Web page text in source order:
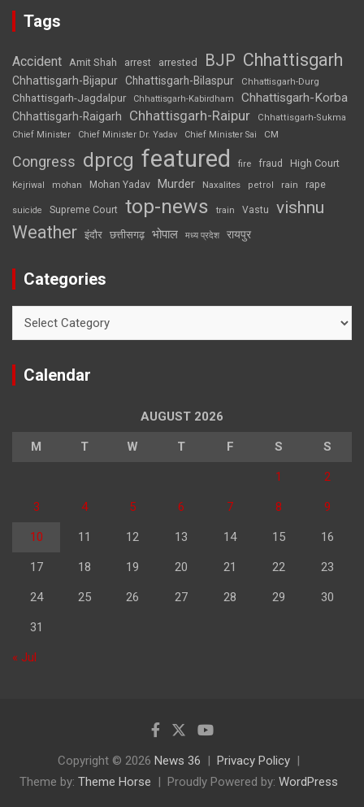
Tags
Accident Amit Shah arrest arrested BJP Chhattisgarh
Chhattisgarh-Bijapur Chhattisgarh-Bilaspur Chhattisgarh-Durg
Chhattisgarh-Jagdalpur Chhattisgarh-Kabirdham Chhattisgarh-Korba
Chhattisgarh-Raigarh Chhattisgarh-Raipur
Chhattisgarh-Sukma
Chief Minister
Chief Minister Dr. Yadav Chief Minister Sai CM
Congress dprcg featured fire fraud High Court
Kejriwal mohan Mohan Yadav Murder Naxalites petrol rain rape
suicide Supreme Court top-news train Vastu vishnu
Weather इंदौर छत्तीसगढ़ भोपाल मध्य प्रदेश रायपुर
Categories
Calendar
AUGUST 2026
M T W T F S S
1 2
3 4 5 6 7 8 9
10 11 12 13 14 15 16
17 18 19 20 21 22 23
24 25 26 27 28 29 30
31
« Jul
Copyright © 2026 News 36
Privacy Policy
Theme by: Theme Horse Proudly Powered by: WordPress